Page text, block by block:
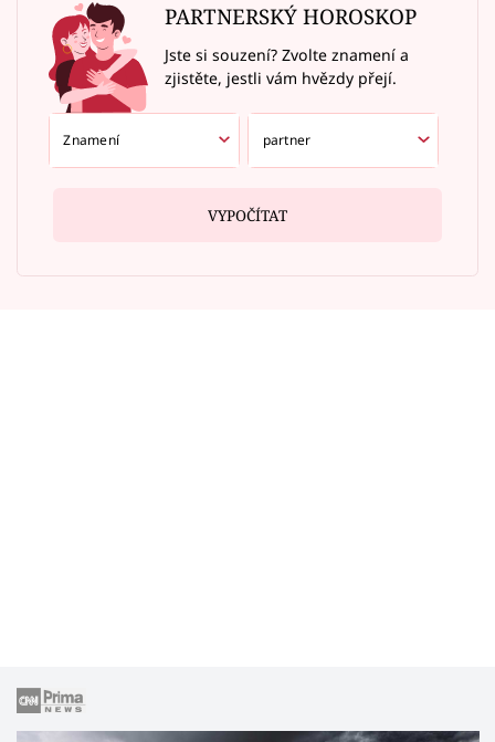
PARTNERSKÝ HOROSKOP
Jste si souzení? Zvolte znamení a
zjistěte, jestli vám hvězdy přejí.
VYPOČÍTAT